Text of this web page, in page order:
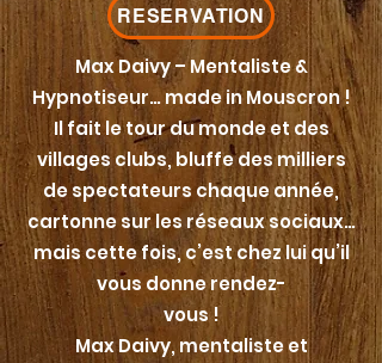
RESERVATION
Max Daivy – Mentaliste &
Hypnotiseur… made in Mouscron !
Il fait le tour du monde et des
villages clubs, bluffe des milliers
de spectateurs chaque année,
cartonne sur les réseaux sociaux…
mais cette fois, c’est chez lui qu’il
vous donne rendez-
vous !
Max Daivy, mentaliste et